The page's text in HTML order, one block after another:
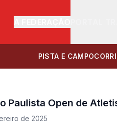
PISTA E CAMPO
Paulista Open de
de 2025